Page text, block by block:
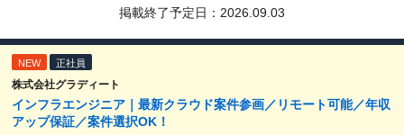
掲載終了予定日： 2026.09.03
NEW 正社員
株式会社グラディート
インフラエンジニア｜最新クラウド案件参画／リモート可能／年収
アップ保証／案件選択OK！